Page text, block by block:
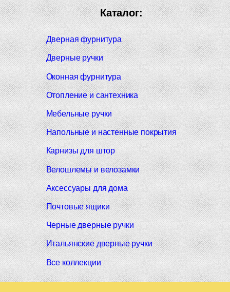
Каталог:
Дверная фурнитура
Дверные ручки
Оконная фурнитура
Отопление и сантехника
Мебельные ручки
Напольные и настенные покрытия
Карнизы для штор
Велошлемы и велозамки
Аксессуары для дома
Почтовые ящики
Черные дверные ручки
Итальянские дверные ручки
Все коллекции